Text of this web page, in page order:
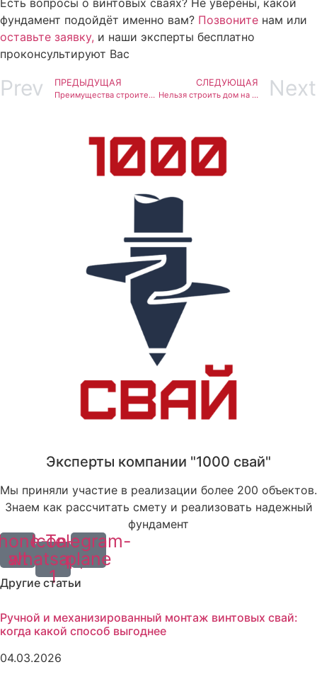
фундамент подойдёт именно вам? Позвоните нам или
оставьте заявку, и наши эксперты бесплатно
проконсультируют Вас
Prev ПРЕДЫДУЩАЯ
Преимущества строительства причалов и пирсов на винтовых сваях
СЛЕДУЮЩАЯ
Нельзя строить дом на сваях? Вся правда о свайном фундаменте! Next
Эксперты компании "1000 свай"
Мы приняли участие в реализации более 200 объектов.
Знаем как рассчитать смету и реализовать надежный
фундамент
alt
Icon-
whatsapp-
1
Telegram-
plane
Другие статьи
Ручной и механизированный монтаж винтовых свай:
когда какой способ выгоднее
04.03.2026